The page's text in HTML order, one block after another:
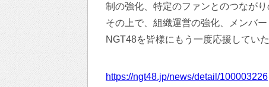
制の強化、特定のファンとのつなが
その上で、組織運営の強化、メンバ
NGT48を皆様にもう一度応援してい
https://ngt48.jp/news/detail/100003226